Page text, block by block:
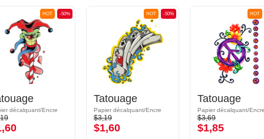
-50%
HOT
décalquant/Encre
-50%
HOT
Tatouage
Papier décalquant/Encre
$3,19
$1,60
HOT
Tatouage
Papier décalquant/Encre
$3,69
$1,85